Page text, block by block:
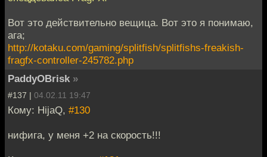
Вот это действительно вещица. Вот это я понимаю,
ага;
http://kotaku.com/gaming/splitfish/splitfishs-freakish-
fragfx-controller-245782.php
PaddyOBrisk »
#137 | 04.02.11 19:47
Кому: HijaQ, #130
нифига, у меня +2 на скорость!!!